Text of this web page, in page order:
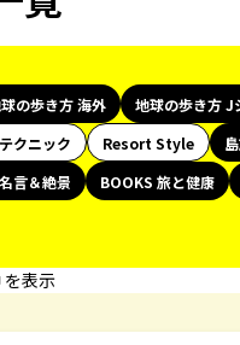
の歩き方 海外 地球の歩き方 J
クニック
Resort Style
言＆絶景
BOOKS 旅と健康
表示